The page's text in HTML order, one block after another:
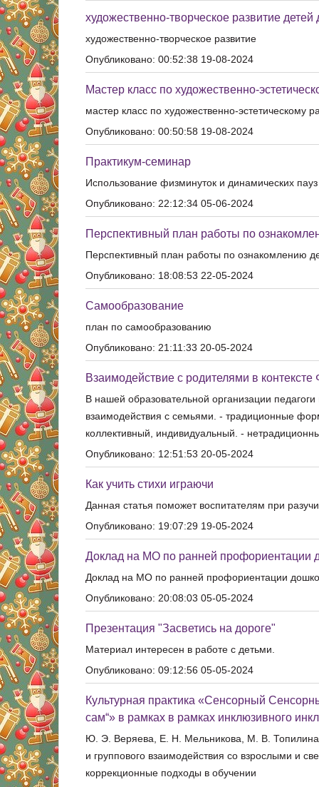
художественно-творческое развитие детей
художественно-творческое развитие
Опубликовано: 00:52:38 19-08-2024
Мастер класс по художественно-
мастер класс по художественно-эстетическому
Опубликовано: 00:50:58 19-08-2024
Практикум-семинар
Использование физминуток и динамических
Опубликовано: 22:12:34 05-06-2024
Перспективный план работы по
Перспективный план работы по ознакомлению
Опубликовано: 18:08:53 22-05-2024
Самообразование
план по самообразованию
Опубликовано: 21:11:33 20-05-2024
Взаимодействие с родителями в
В нашей образовательной организации
взаимодействия с семьями. - традиционные
коллективный, индивидуальный. -
Опубликовано: 12:51:53 20-05-2024
Как учить стихи играючи
Данная статья поможет воспитателям при
Опубликовано: 19:07:29 19-05-2024
Доклад на МО по ранней профориентации
Доклад на МО по ранней профориентации
Опубликовано: 20:08:03 05-05-2024
Презентация "Засветись на дороге"
Материал интересен в работе с детьми.
Опубликовано: 09:12:56 05-05-2024
Культурная практика «Сенсорный
сам“» в рамках в рамках инклюзивного
Ю. Э. Веряева, Е. Н. Мельникова, М. В. Топилина
и группового взаимодействия со взрослыми и
коррекционные подходы в обучении